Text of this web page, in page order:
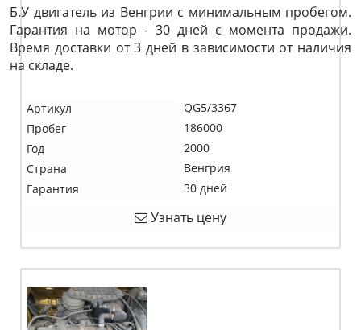
Б.У двигатель из Венгрии с минимальным пробегом.
Гарантия на мотор - 30 дней с момента продажи.
Время доставки от 3 дней в зависимости от наличия
на складе.
Артикул
QG5/3367
Пробег
186000
Год
2000
Страна
Венгрия
Гарантия
30 дней
Узнать цену